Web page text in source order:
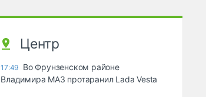
Центр
17:49 Во Фрунзенском районе
Владимира МАЗ протаранил Lada Vesta